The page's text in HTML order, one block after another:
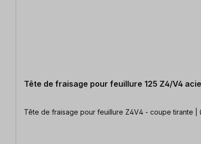
Tête de fraisage pour feuillure 125 Z4/V4
Tête de fraisage pour feuillure Z4V4 - coupe tirante |